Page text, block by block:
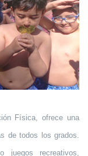
Física, ofrece una
de todos los grados.
recreativos,